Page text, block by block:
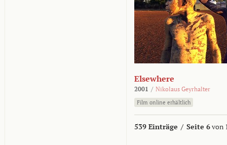
Elsewhere
2001 / Nikolaus Geyrhalter
Film online erhältlich
539 Einträge / Seite 6von